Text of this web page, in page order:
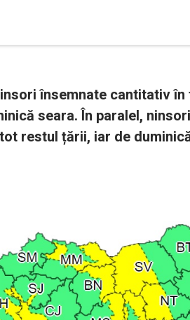
însemnate cantitativ
seara. În paralel,
restul țării, iar de